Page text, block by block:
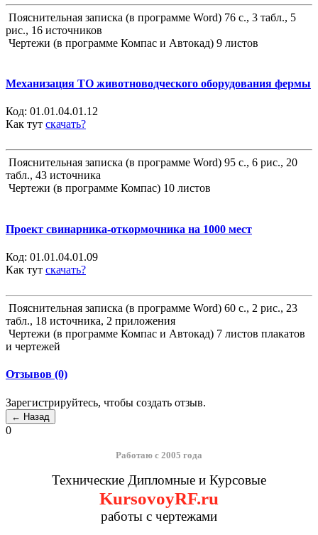
Пояснительная записка (в программе Word) 76 с., 3 табл., 5
рис., 16 источников
Чертежи (в программе Компас и Автокад) 9 листов
Механизация ТО животноводческого оборудования фермы
Код: 01.01.04.01.12
Как тут скачать?
Пояснительная записка (в программе Word) 95 с., 6 рис., 20
табл., 43 источника
Чертежи (в программе Компас) 10 листов
Проект свинарника-откормочника на 1000 мест
Код: 01.01.04.01.09
Как тут скачать?
Пояснительная записка (в программе Word) 60 с., 2 рис., 23
табл., 18 источника, 2 приложения
Чертежи (в программе Компас и Автокад) 7 листов плакатов
и чертежей
Отзывов (0)
Зарегистрируйтесь, чтобы создать отзыв.
0
Работаю с 2005 года
Технические Дипломные и Курсовые
KursovoyRF.ru
работы с чертежами